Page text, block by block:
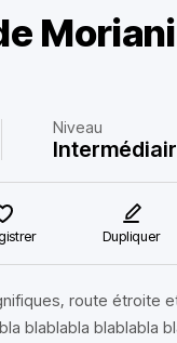
Moriani
Niveau
Dupliquer
route étroite
blablabla blablabla